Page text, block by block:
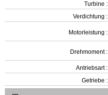
Turbine :
Verdichtung :
Motorleistung :
Drehmoment :
Antriebsart :
Getriebe :